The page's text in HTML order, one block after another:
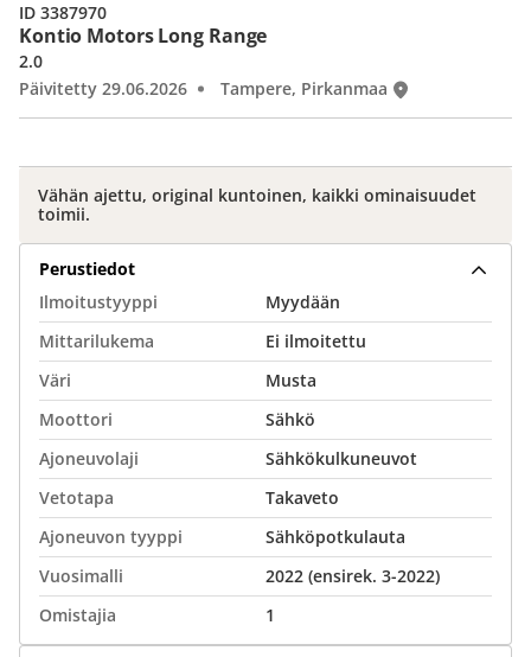
Kontio Motors Long Range
2.0
Päivitetty 29.06.2026
Tampere, Pirkanmaa
ID 3387970
Vähän ajettu, original kuntoinen, kaikki ominaisuudet
toimii.
Perustiedot
Ilmoitustyyppi
Myydään
Mittarilukema
Ei ilmoitettu
Väri
Musta
Moottori
Sähkö
Ajoneuvolaji
Sähkökulkuneuvot
Vetotapa
Takaveto
Ajoneuvon tyyppi
Sähköpotkulauta
Vuosimalli
2022 (ensirek. 3-2022)
Omistajia
1